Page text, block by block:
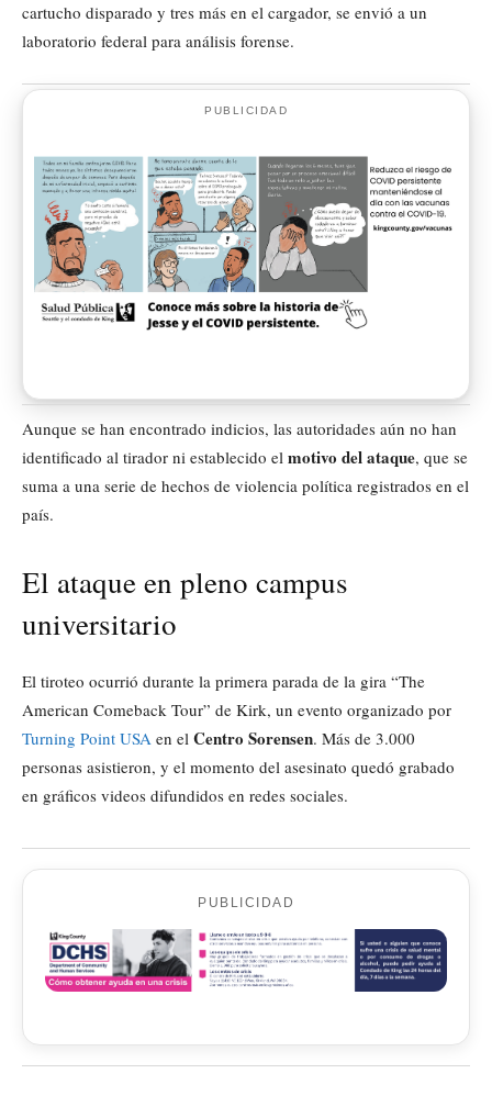
cartucho disparado y tres más en el cargador, se envió a un
laboratorio federal para análisis forense.
PUBLICIDAD
Aunque se han encontrado indicios, las autoridades aún no han
identificado al tirador ni establecido el motivo del ataque, que se
suma a una serie de hechos de violencia política registrados en el
país.
El ataque en pleno campus
universitario
El tiroteo ocurrió durante la primera parada de la gira “The
American Comeback Tour” de Kirk, un evento organizado por
Turning Point USA en el Centro Sorensen. Más de 3.000
personas asistieron, y el momento del asesinato quedó grabado
en gráficos videos difundidos en redes sociales.
PUBLICIDAD